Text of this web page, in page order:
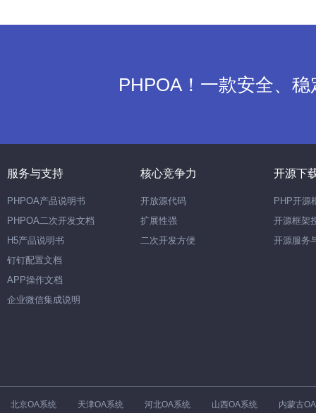
PHPOA！一款安全、
服务与支持
PHPOA产品说明书
PHPOA二次开发文档
H5产品说明书
钉钉配置文档
APP操作文档
企业微信集成说明
核心竞争力
开放源代码
扩展性强
二次开发方便
开源下
PHP开源
开源框架
开源服务
北京OA系统 天津OA系统 河北OA系统 山西OA系统
内蒙古